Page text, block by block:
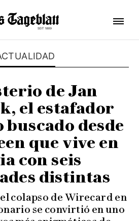
de Jan
el estafador
desde
que vive en
con seis
distintas
colapso de Wirecard en
se convirtió en uno